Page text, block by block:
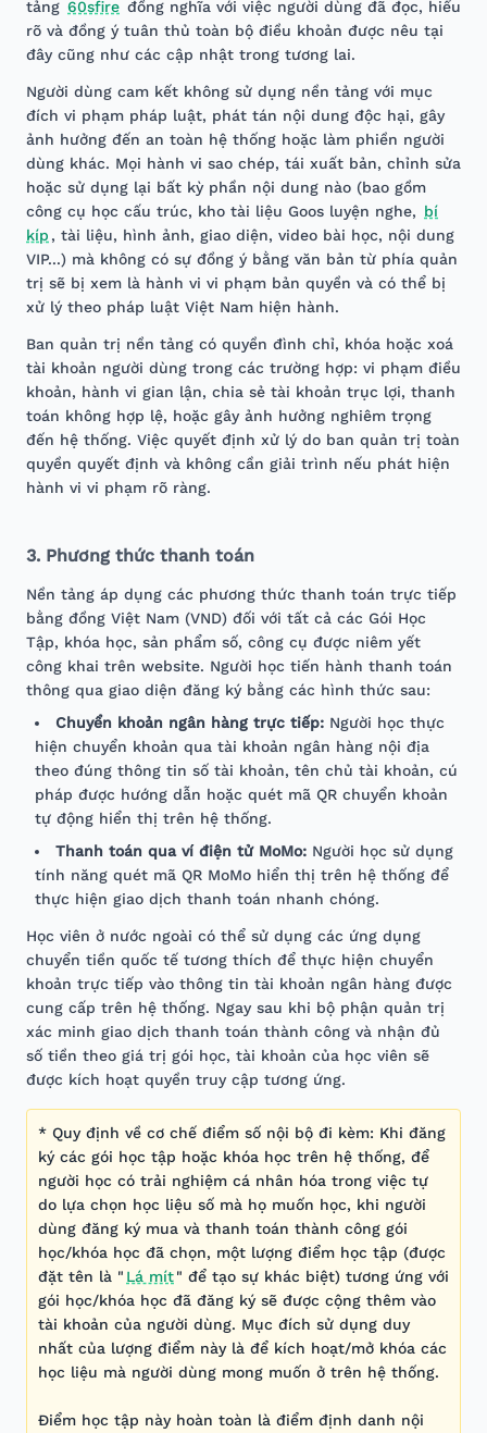
tảng 60sfire đồng nghĩa với việc người dùng đã đọc, hiểu
rõ và đồng ý tuân thủ toàn bộ điều khoản được nêu tại
đây cũng như các cập nhật trong tương lai.
Người dùng cam kết không sử dụng nền tảng với mục
đích vi phạm pháp luật, phát tán nội dung độc hại, gây
ảnh hưởng đến an toàn hệ thống hoặc làm phiền người
dùng khác. Mọi hành vi sao chép, tái xuất bản, chỉnh sửa
hoặc sử dụng lại bất kỳ phần nội dung nào (bao gồm
công cụ học cấu trúc, kho tài liệu Goos luyện nghe, bí
kíp , tài liệu, hình ảnh, giao diện, video bài học, nội dung
VIP...) mà không có sự đồng ý bằng văn bản từ phía quản
trị sẽ bị xem là hành vi vi phạm bản quyền và có thể bị
xử lý theo pháp luật Việt Nam hiện hành.
Ban quản trị nền tảng có quyền đình chỉ, khóa hoặc xoá
tài khoản người dùng trong các trường hợp: vi phạm điều
khoản, hành vi gian lận, chia sẻ tài khoản trục lợi, thanh
toán không hợp lệ, hoặc gây ảnh hưởng nghiêm trọng
đến hệ thống. Việc quyết định xử lý do ban quản trị toàn
quyền quyết định và không cần giải trình nếu phát hiện
hành vi vi phạm rõ ràng.
3. Phương thức thanh toán
Nền tảng áp dụng các phương thức thanh toán trực tiếp
bằng đồng Việt Nam (VND) đối với tất cả các Gói Học
Tập, khóa học, sản phẩm số, công cụ được niêm yết
công khai trên website. Người học tiến hành thanh toán
thông qua giao diện đăng ký bằng các hình thức sau:
Chuyển khoản ngân hàng trực tiếp: Người học thực
hiện chuyển khoản qua tài khoản ngân hàng nội địa
theo đúng thông tin số tài khoản, tên chủ tài khoản, cú
pháp được hướng dẫn hoặc quét mã QR chuyển khoản
tự động hiển thị trên hệ thống.
Thanh toán qua ví điện tử MoMo: Người học sử dụng
tính năng quét mã QR MoMo hiển thị trên hệ thống để
thực hiện giao dịch thanh toán nhanh chóng.
Học viên ở nước ngoài có thể sử dụng các ứng dụng
chuyển tiền quốc tế tương thích để thực hiện chuyển
khoản trực tiếp vào thông tin tài khoản ngân hàng được
cung cấp trên hệ thống. Ngay sau khi bộ phận quản trị
xác minh giao dịch thanh toán thành công và nhận đủ
số tiền theo giá trị gói học, tài khoản của học viên sẽ
được kích hoạt quyền truy cập tương ứng.
* Quy định về cơ chế điểm số nội bộ đi kèm: Khi đăng
ký các gói học tập hoặc khóa học trên hệ thống, để
người học có trải nghiệm cá nhân hóa trong việc tự
do lựa chọn học liệu số mà họ muốn học, khi người
dùng đăng ký mua và thanh toán thành công gói
học/khóa học đã chọn, một lượng điểm học tập (được
đặt tên là " Lá mít" để tạo sự khác biệt) tương ứng với
gói học/khóa học đã đăng ký sẽ được cộng thêm vào
tài khoản của người dùng. Mục đích sử dụng duy
nhất của lượng điểm này là để kích hoạt/mở khóa các
học liệu mà người dùng mong muốn ở trên hệ thống.
Điểm học tập này hoàn toàn là điểm định danh nội